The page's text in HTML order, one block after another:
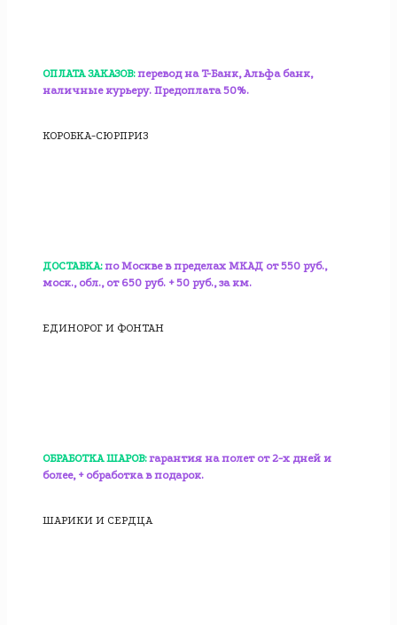
ОПЛАТА ЗАКАЗОВ: перевод на T-Банк, Альфа банк,
наличные курьеру. Предоплата 50%.
КОРОБКА-СЮРПРИЗ
ДОСТАВКА: по Москве в пределах МКАД от 550 руб.,
моск., обл., от 650 руб. + 50 руб., за км.
ЕДИНОРОГ И ФОНТАН
ОБРАБОТКА ШАРОВ: гарантия на полет от 2-х дней и
более, + обработка в подарок.
ШАРИКИ И СЕРДЦА